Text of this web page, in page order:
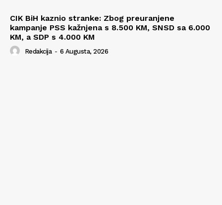
CIK BiH kaznio stranke: Zbog preuranjene
kampanje PSS kažnjena s 8.500 KM, SNSD sa 6.000
KM, a SDP s 4.000 KM
Redakcija - 6 Augusta, 2026